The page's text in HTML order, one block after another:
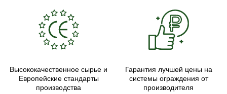
Высококачественное сырье и
Европейские стандарты
производства
Гарантия лучшей цены на
системы ограждения от
производителя